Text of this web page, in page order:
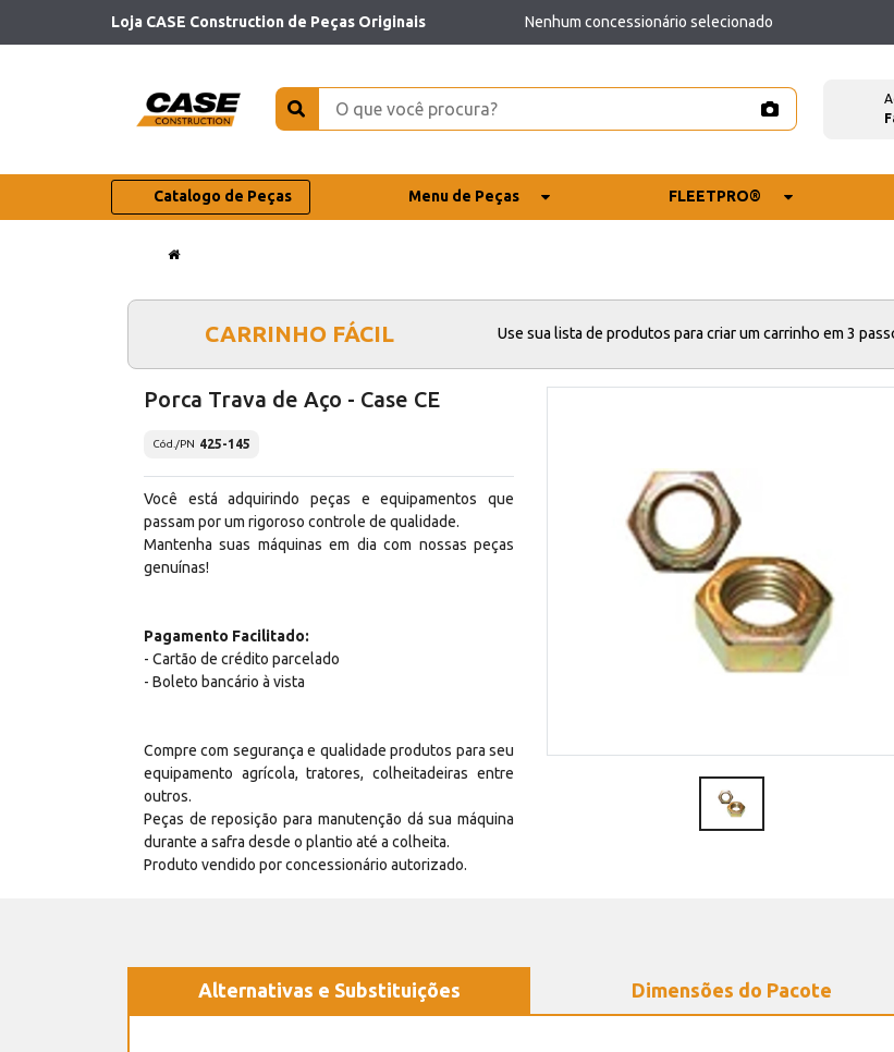
Loja CASE Construction de Peças Originais Nenhum concessionário selecionado
Catalogo de Peças Menu de Peças FLEETPRO®
CARRINHO FÁCIL Use sua lista de produtos para criar um carrinho em 3
Porca Trava de Aço - Case CE
Cód./PN 425-145
Você está adquirindo peças e equipamentos que
passam por um rigoroso controle de qualidade.
Mantenha suas máquinas em dia com nossas peças
genuínas!
Pagamento Facilitado:
- Cartão de crédito parcelado
- Boleto bancário à vista
Compre com segurança e qualidade produtos para seu
equipamento agrícola, tratores, colheitadeiras entre
outros.
Peças de reposição para manutenção dá sua máquina
durante a safra desde o plantio até a colheita.
Produto vendido por concessionário autorizado.
Alternativas e Substituições Dimensões do Pacote